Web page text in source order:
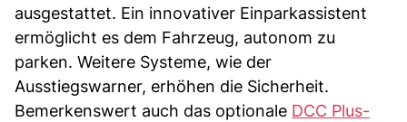
ausgestattet. Ein innovativer Einparkassistent
ermöglicht es dem Fahrzeug, autonom zu
parken. Weitere Systeme, wie der
Ausstiegswarner, erhöhen die Sicherheit.
Bemerkenswert auch das optionale DCC Plus-